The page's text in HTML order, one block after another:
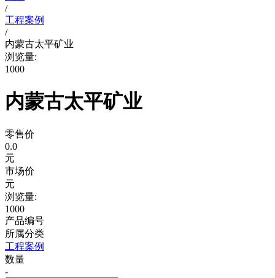
/
工程案例
/
内蒙古太平矿业
浏览量:
1000
内蒙古太平矿业
零售价
0.0
元
市场价
元
浏览量:
1000
产品编号
所属分类
工程案例
数量
-